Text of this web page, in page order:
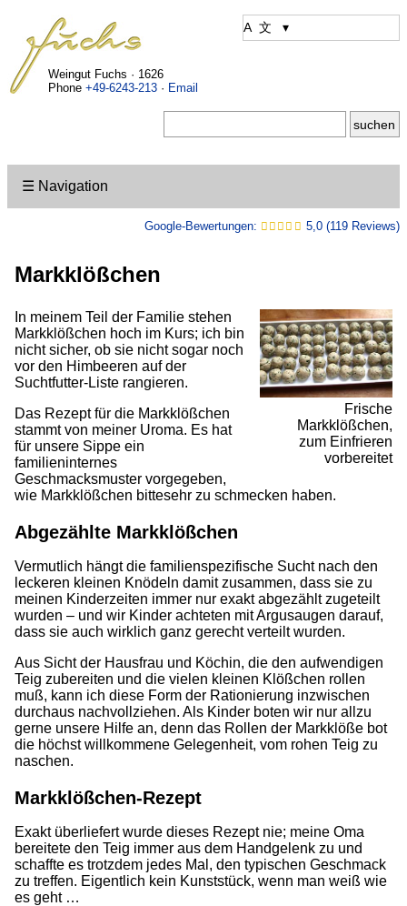
Weingut Fuchs · 1626
Phone +49-6243-213· Email
☰ Navigation
Google-Bewertungen: 5,0 (119 Reviews)
Markklößchen
Frische
Markklößchen,
zum Einfrieren
vorbereitet
In meinem Teil der Familie stehen
Markklößchen hoch im Kurs; ich bin
nicht sicher, ob sie nicht sogar noch
vor den Himbeeren auf der
Suchtfutter-Liste rangieren.
Das Rezept für die Markklößchen
stammt von meiner Uroma. Es hat
für unsere Sippe ein
familieninternes
Geschmacksmuster vorgegeben,
wie Markklößchen bittesehr zu schmecken haben.
Abgezählte Markklößchen
Vermutlich hängt die familienspezifische Sucht nach den
leckeren kleinen Knödeln damit zusammen, dass sie zu
meinen Kinderzeiten immer nur exakt abgezählt zugeteilt
wurden – und wir Kinder achteten mit Argusaugen darauf,
dass sie auch wirklich ganz gerecht verteilt wurden.
Aus Sicht der Hausfrau und Köchin, die den aufwendigen
Teig zubereiten und die vielen kleinen Klößchen rollen
muß, kann ich diese Form der Rationierung inzwischen
durchaus nachvollziehen. Als Kinder boten wir nur allzu
gerne unsere Hilfe an, denn das Rollen der Markklöße bot
die höchst willkommene Gelegenheit, vom rohen Teig zu
naschen.
Markklößchen-Rezept
Exakt überliefert wurde dieses Rezept nie; meine Oma
bereitete den Teig immer aus dem Handgelenk zu und
schaffte es trotzdem jedes Mal, den typischen Geschmack
zu treffen. Eigentlich kein Kunststück, wenn man weiß wie
es geht …